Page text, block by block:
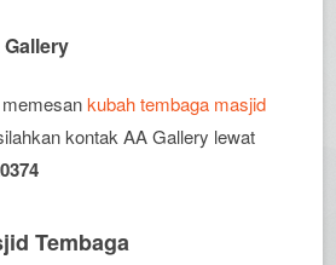
memesankubah tembaga masjid
kontak AA Gallery lewat
Tembaga